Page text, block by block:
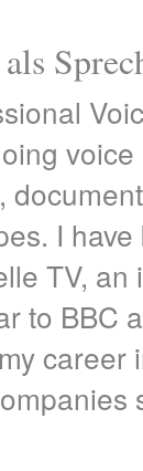
I
TV,
to BBC